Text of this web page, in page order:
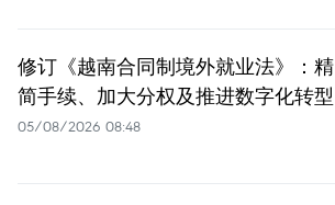
修订《越南合同制境外就业法》：精
简手续、加大分权及推进数字化转型
05/08/2026 08:48